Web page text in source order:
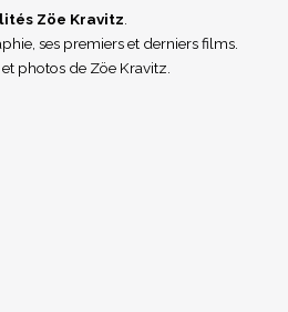
Zöe Kravitz
ses premiers et derniers films.
photos de Zöe Kravitz.